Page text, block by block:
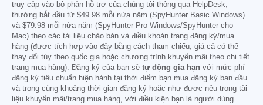
truy cập vào bộ phận hỗ trợ của chúng tôi thông qua HelpDesk,
thường bắt đầu từ $49.98 mỗi nửa năm (SpyHunter Basic Windows)
và $79.98 mỗi nửa năm (SpyHunter Pro Windows/SpyHunter cho
Mac) theo các tài liệu chào bán và điều khoản trang đăng ký/mua
hàng (được tích hợp vào đây bằng cách tham chiếu; giá cả có thể
thay đổi tùy theo quốc gia hoặc chương trình khuyến mãi theo chi tiết
trang mua hàng). Đăng ký của bạn sẽ tự động gia hạn với mức phí
đăng ký tiêu chuẩn hiện hành tại thời điểm bạn mua đăng ký ban đầu
và trong cùng khoảng thời gian đăng ký hoặc như được nêu trong tài
liệu khuyến mãi/trang mua hàng, với điều kiện bạn là người dùng